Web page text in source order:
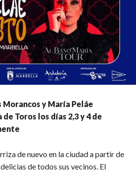
y María Peláe
Toros los días 2,3 y 4 de
de nuevo en la ciudad a partir de
de todos sus vecinos. El